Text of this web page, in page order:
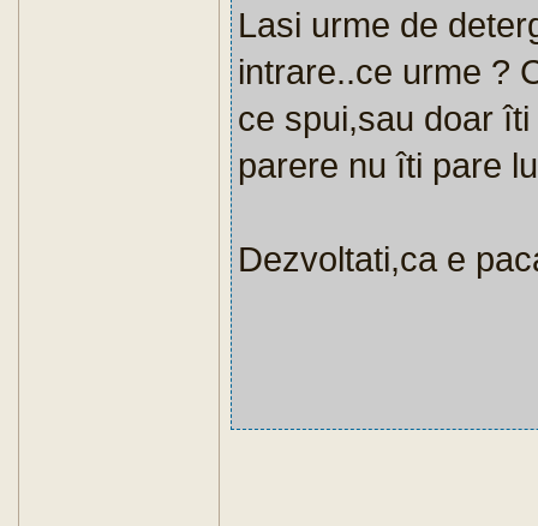
Lasi urme de
intrare..ce urme ?
ce spui,sau doar
parere nu îti pare
Dezvoltati,ca e